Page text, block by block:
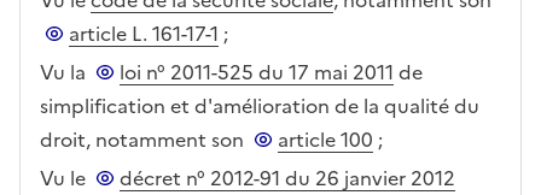
article L. 161-17-1 ;
Vu la
loi n° 2011-525 du 17 mai 2011 de
simplification et d'amélioration de la qualité du
droit, notamment son
article 100 ;
Vu le
décret n° 2012-91 du 26 janvier 2012